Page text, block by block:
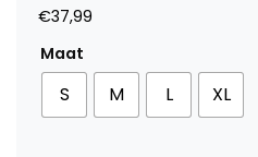
€37,99
Maat
S M L XL